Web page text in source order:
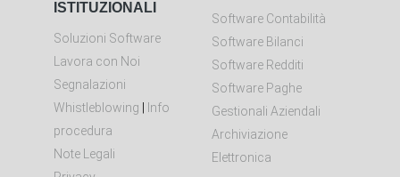
ISTITUZIONALI
Soluzioni Software
Lavora con Noi
Segnalazioni
Whistleblowing | Info
procedura
Note Legali
Software Contabilità
Software Bilanci
Software Redditi
Software Paghe
Gestionali Aziendali
Archiviazione
Elettronica